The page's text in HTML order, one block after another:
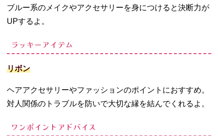
ブルー系のメイクやアクセサリーを身につけると決断力が
UPするよ。
ラッキーアイテム
リボン
ヘアアクセサリーやファッションのポイントにおすすめ。
対人関係のトラブルを防いで大切な縁を結んでくれるよ。
ワンポイントアドバイス